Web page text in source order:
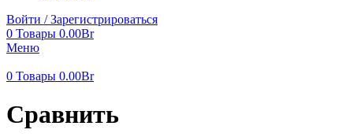
Войти / Зарегистрироваться
0 Товары 0.00Br
Меню
0 Товары 0.00Br
Сравнить